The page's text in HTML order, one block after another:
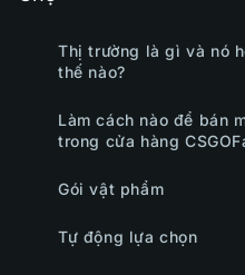
Thị trường là gì và nó
thế nào?
Làm cách nào để bán
trong cửa hàng
Gói vật phẩm
Tự động lựa chọn